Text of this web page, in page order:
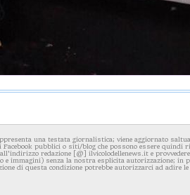
una testata giornalistica; viene aggiornato
pubblici o siti/blog che possono essere
redazione [@] ilvicolodellenews.it e
immagini) senza la nostra esplicita autorizzazione;
di questa condizione potrebbe autorizzarci ad adire